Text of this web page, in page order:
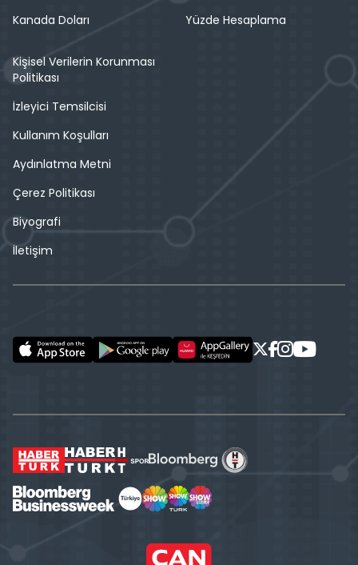
Kanada Doları
Yüzde Hesaplama
Kişisel Verilerin Korunması
Politikası
İzleyici Temsilcisi
Kullanım Koşulları
Aydınlatma Metni
Çerez Politikası
Biyografi
İletişim